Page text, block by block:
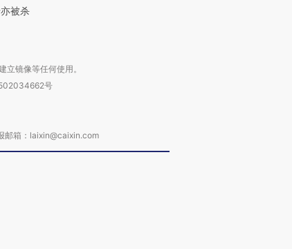
被杀
镜像等任何使用。
号
邮箱：laixin@caixin.com